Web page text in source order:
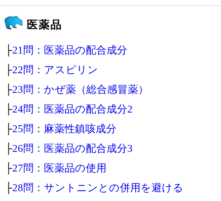
医薬品
├21問：医薬品の配合成分
├22問：アスピリン
├23問：かぜ薬（総合感冒薬）
├24問：医薬品の配合成分2
├25問：麻薬性鎮咳成分
├26問：医薬品の配合成分3
├27問：医薬品の使用
├28問：サントニンとの併用を避ける